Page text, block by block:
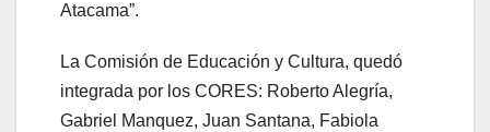
Atacama”.
La Comisión de Educación y Cultura, quedó
integrada por los CORES: Roberto Alegría,
Gabriel Manquez, Juan Santana, Fabiola